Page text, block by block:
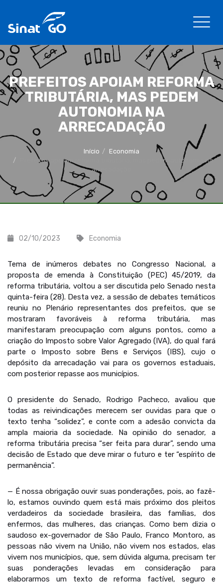
PREFEITOS APOIAM REFORMA
TRIBUTÁRIA, MAS PEDEM
AUTONOMIA NA
ARRECADAÇÃO
Início
Economia
Prefeitos apoiam reforma tributária, mas pedem autonomia na
arrecadação
02/10/2023 Economia
Tema de inúmeros debates no Congresso Nacional, a
proposta de emenda à Constituição (PEC) 45/2019, da
reforma tributária, voltou a ser discutida pelo Senado nesta
quinta-feira (28). Desta vez, a sessão de debates temáticos
reuniu no Plenário representantes dos prefeitos, que se
mostraram favoráveis à reforma tributária, mas
manifestaram preocupação com alguns pontos, como a
criação do Imposto sobre Valor Agregado (IVA), do qual fará
parte o Imposto sobre Bens e Serviços (IBS), cujo o
depósito da arrecadação vai para os governos estaduais,
com posterior repasse aos municípios.
O presidente do Senado, Rodrigo Pacheco, avaliou que
todas as reivindicações merecem ser ouvidas para que o
texto tenha “solidez”, e conte com a adesão convicta da
ampla maioria da sociedade. Na opinião do senador, a
reforma tributária precisa “ser feita para durar”, sendo uma
decisão de Estado que deve mirar o futuro e ter “espírito de
permanência”.
— É nossa obrigação ouvir suas ponderações, pois, ao fazê-
lo, estamos ouvindo quem está mais próximo dos pleitos
verdadeiros da sociedade brasileira, das famílias, dos
enfermos, das mulheres, das crianças. Como bem dizia o
saudoso ex-governador de São Paulo, Franco Montoro, as
pessoas não vivem na União, não vivem nos estados, elas
vivem nos municípios, que, sem dúvida alguma, precisam ter
suas ponderações levadas em consideração para
elaborarmos um texto de reforma factível, seguro e